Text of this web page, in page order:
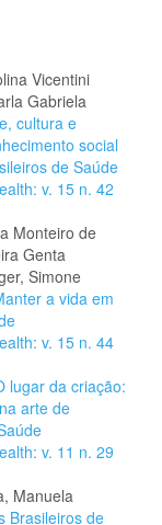
Vicentini
Gabriela
cultura e
social
de Saúde
v. 15 n. 42
Monteiro de
Genta
Simone
a vida em
v. 15 n. 44
lugar da criação:
arte de
v. 11 n. 29
Manuela
Brasileiros de